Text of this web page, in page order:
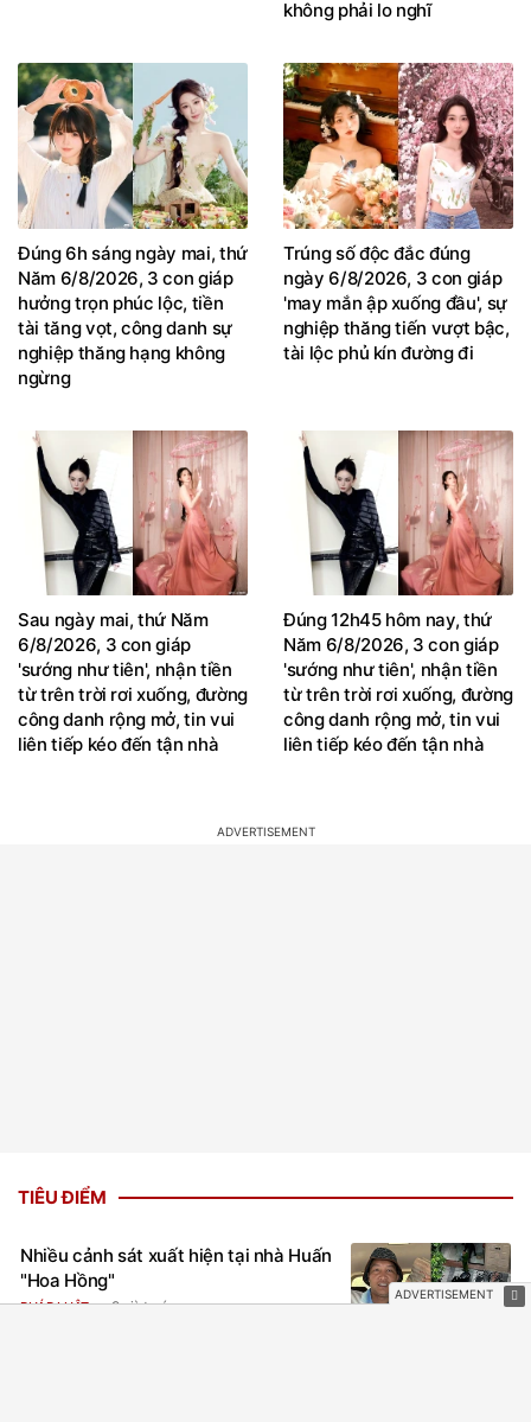
Đúng 6h sáng ngày mai, thứ
Năm 6/8/2026, 3 con giáp
hưởng trọn phúc lộc, tiền
tài tăng vọt, công danh sự
nghiệp thăng hạng không
ngừng
Trúng số độc đắc đúng
ngày 6/8/2026, 3 con giáp
'may mắn ập xuống đầu', sự
nghiệp thăng tiến vượt bậc,
tài lộc phủ kín đường đi
Sau ngày mai, thứ Năm
6/8/2026, 3 con giáp
'sướng như tiên', nhận tiền
từ trên trời rơi xuống, đường
công danh rộng mở, tin vui
liên tiếp kéo đến tận nhà
Đúng 12h45 hôm nay, thứ
Năm 6/8/2026, 3 con giáp
'sướng như tiên', nhận tiền
từ trên trời rơi xuống, đường
công danh rộng mở, tin vui
liên tiếp kéo đến tận nhà
"Hoa Hồng"
PHÁP LUẬT 9 giờ trước